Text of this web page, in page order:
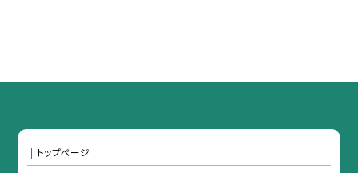
トップページ